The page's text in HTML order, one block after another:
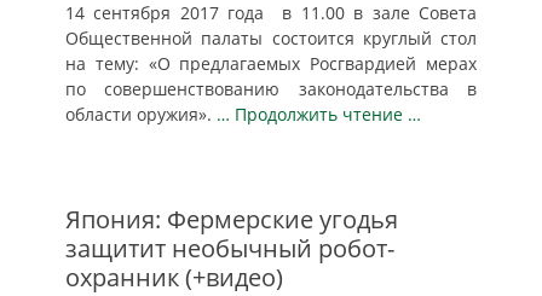
14 сентября 2017 года в 11.00 в зале Совета
Общественной палаты состоится круглый стол
на тему: «О предлагаемых Росгвардией мерах
по совершенствованию законодательства в
области оружия». … Продолжить чтение …
Япония: Фермерские угодья
защитит необычный робот-
охранник (+видео)